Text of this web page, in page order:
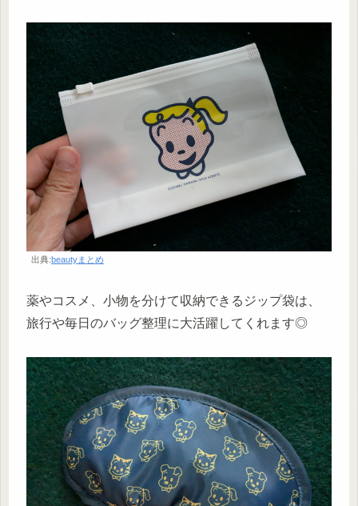
出典:beautyまとめ
薬やコスメ、小物を分けて収納できるジップ袋は、
旅行や毎日のバッグ整理に大活躍してくれます◎